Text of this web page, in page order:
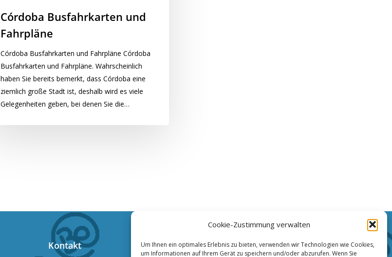
Cookie-Zustimmung verwalten
Um Ihnen ein optimales Erlebnis zu bieten, verwenden wir Technologien wie Cookies,
um Informationen auf Ihrem Gerät zu speichern und/oder abzurufen. Wenn Sie
Córdoba Busfahrkarten und
Fahrpläne
Córdoba Busfahrkarten und Fahrpläne Córdoba
Busfahrkarten und Fahrpläne. Wahrscheinlich
haben Sie bereits bemerkt, dass Córdoba eine
ziemlich große Stadt ist, deshalb wird es viele
Gelegenheiten geben, bei denen Sie die…
Kontakt Haftungsausschluss